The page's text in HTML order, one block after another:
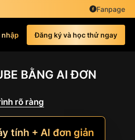
Fanpage
Đăng ký và học thử ngay
BẰNG AI ĐƠN
rõ ràng
tính + AI đơn giản